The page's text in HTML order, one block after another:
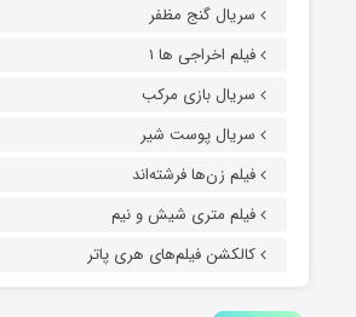
سریال گنج مظفر
فیلم اخراجی ها ۱
سریال بازی مرکب
سریال پوست شیر
فیلم زن‌ها فرشته‌اند
فیلم متری شیش و نیم
کالکشن فیلم‌های هری پاتر